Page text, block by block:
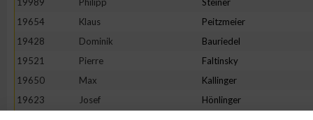
19654
Klaus Peitzmeier
19428
Dominik Bauriedel
19521
Pierre Faltinsky
19650
Max Kallinger
19623
Josef Hönlinger